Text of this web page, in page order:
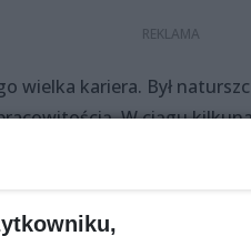
wielka kariera. Był
W ciągu
muzycznych.
wokalnej także utwory,